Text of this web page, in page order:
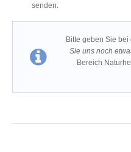
senden.
Bitte geben Sie bei
Sie uns noch
Bereich